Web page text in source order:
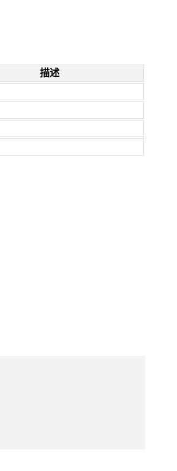
描述